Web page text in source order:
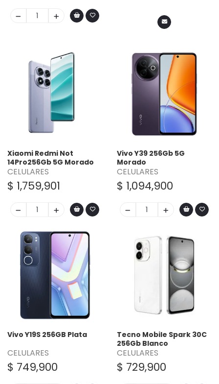
Xiaomi Redmi Not
14Pro256Gb 5G Morado
CELULARES
$ 1,759,901
Vivo Y39 256Gb 5G
Morado
CELULARES
$ 1,094,900
Vivo Y19S 256GB Plata
CELULARES
$ 749,900
Tecno Mobile Spark 30C
256Gb Blanco
CELULARES
$ 729,900